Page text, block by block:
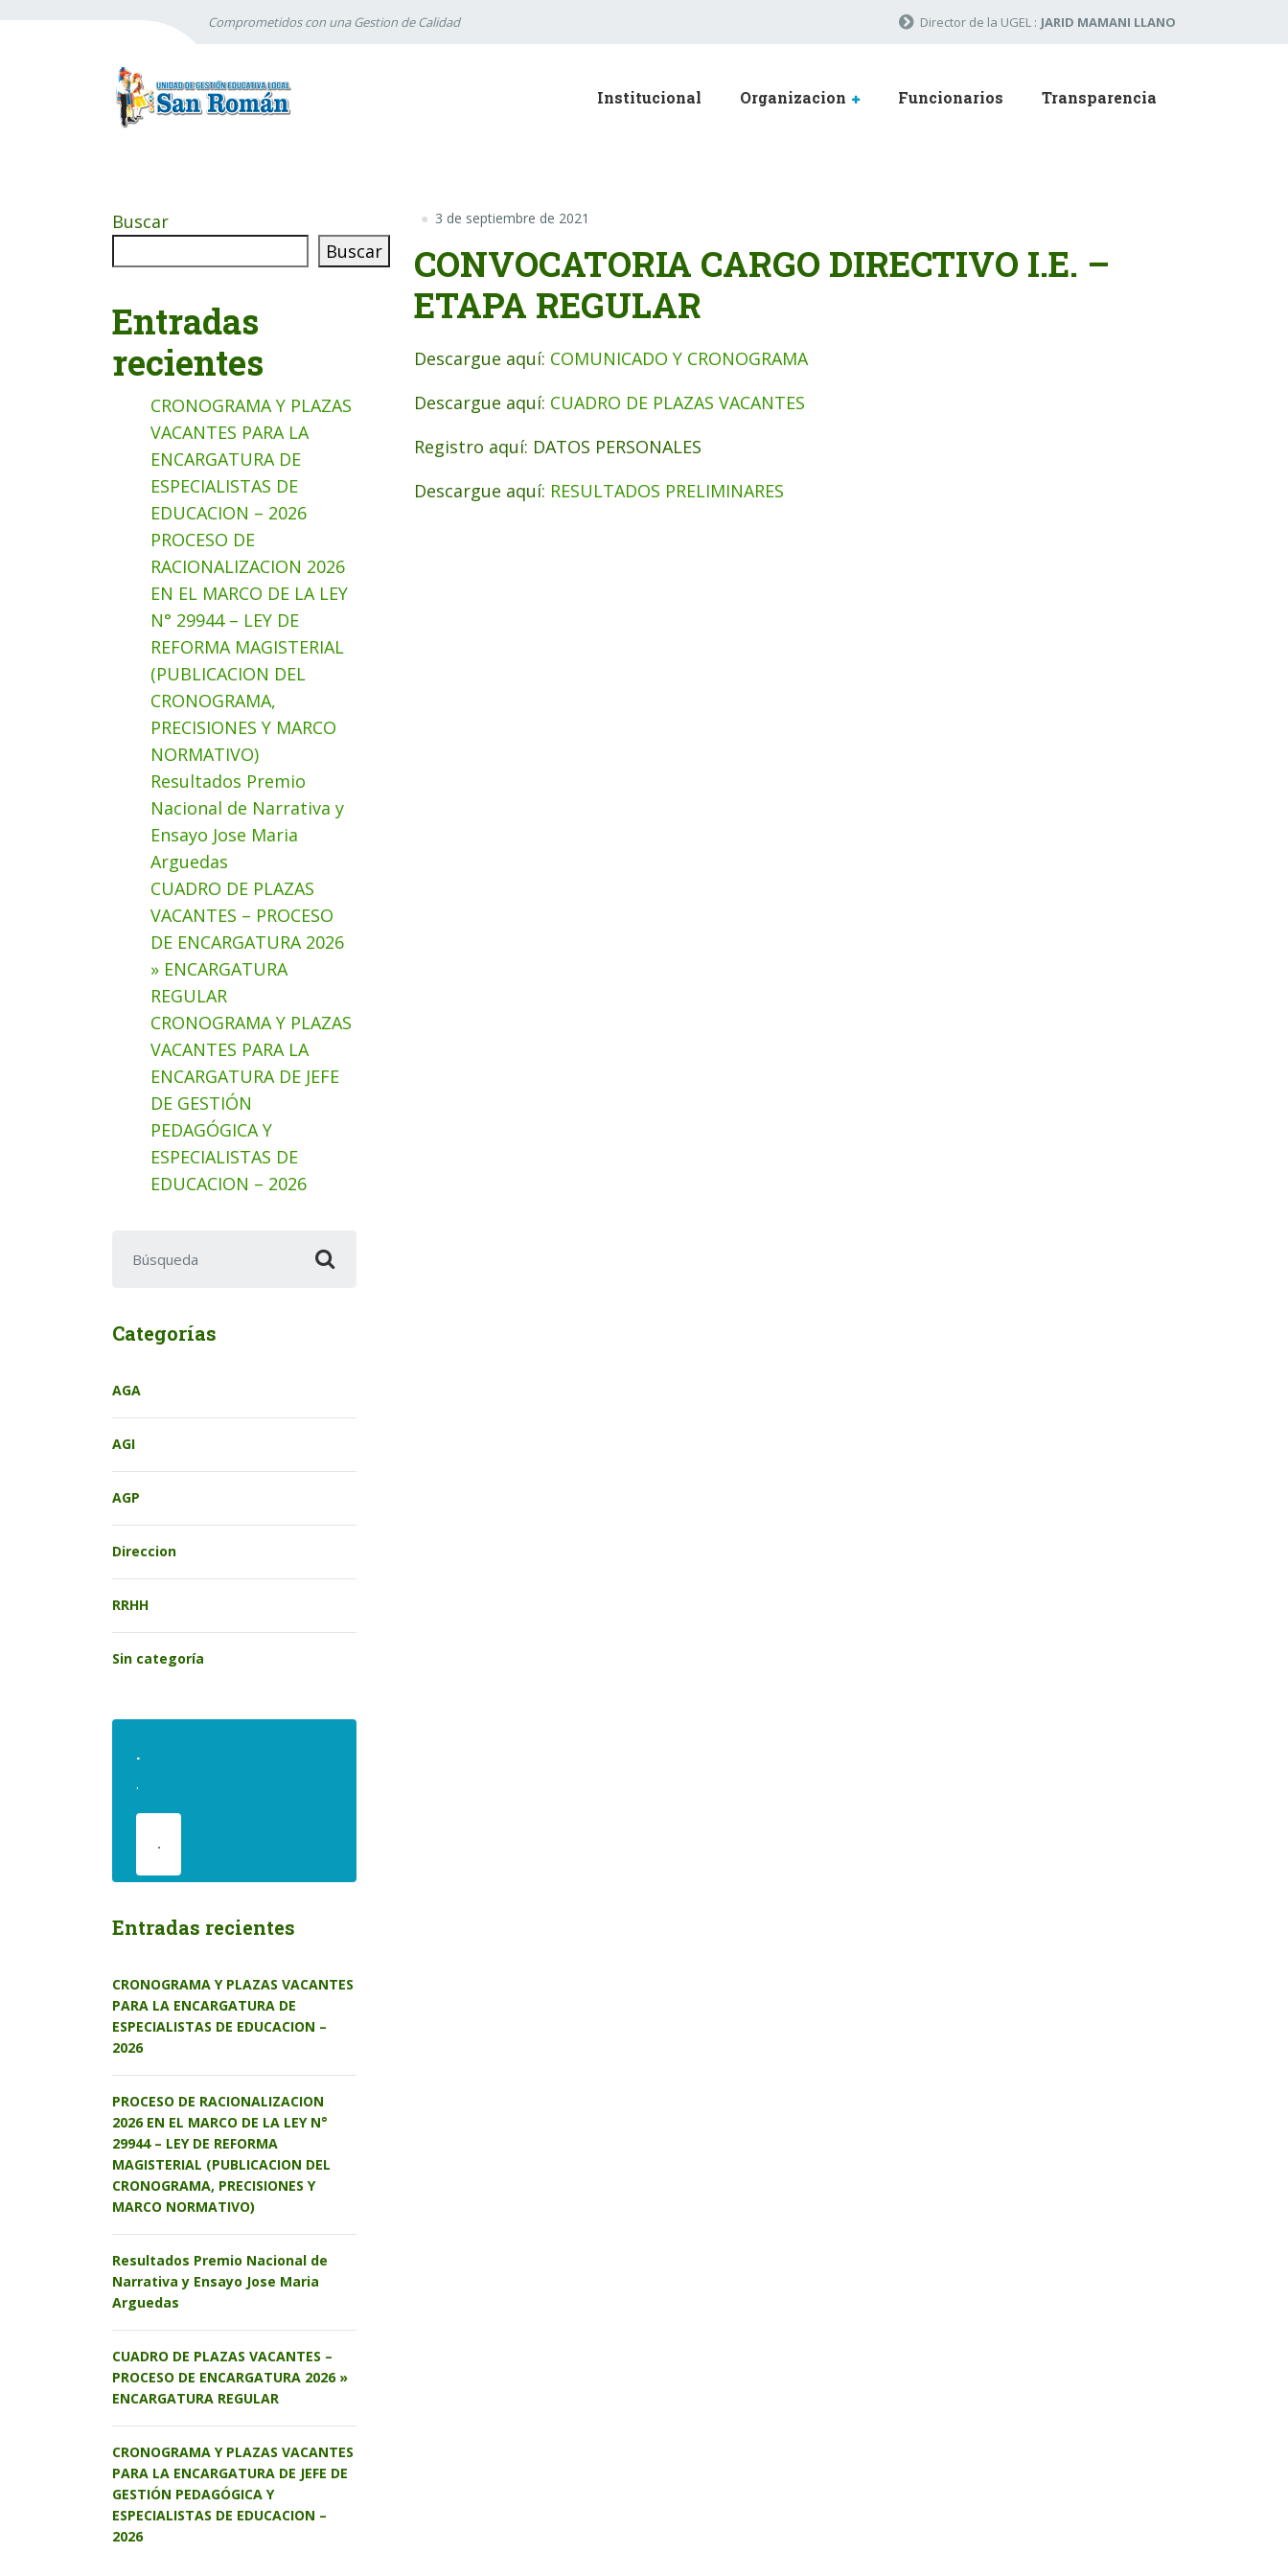
Comprometidos con una Gestion de Calidad Director de la UGEL : JARID MAMANI LLANO
Institucional Organizacion Funcionarios Transparencia
3 de septiembre de 2021
CONVOCATORIA CARGO DIRECTIVO I.E. –
ETAPA REGULAR
Descargue aquí: COMUNICADO Y CRONOGRAMA
Descargue aquí: CUADRO DE PLAZAS VACANTES
Registro aquí: DATOS PERSONALES
Descargue aquí: RESULTADOS PRELIMINARES
Buscar
Buscar
Entradas
recientes
CRONOGRAMA Y PLAZAS
VACANTES PARA LA
ENCARGATURA DE
ESPECIALISTAS DE
EDUCACION – 2026
PROCESO DE
RACIONALIZACION 2026
EN EL MARCO DE LA LEY
N° 29944 – LEY DE
REFORMA MAGISTERIAL
(PUBLICACION DEL
CRONOGRAMA,
PRECISIONES Y MARCO
NORMATIVO)
Resultados Premio
Nacional de Narrativa y
Ensayo Jose Maria
Arguedas
CUADRO DE PLAZAS
VACANTES – PROCESO
DE ENCARGATURA 2026
» ENCARGATURA
REGULAR
CRONOGRAMA Y PLAZAS
VACANTES PARA LA
ENCARGATURA DE JEFE
DE GESTIÓN
PEDAGÓGICA Y
ESPECIALISTAS DE
EDUCACION – 2026
Categorías
AGA
AGI
AGP
Direccion
RRHH
Sin categoría
.
.
.
Entradas recientes
CRONOGRAMA Y PLAZAS VACANTES
PARA LA ENCARGATURA DE
ESPECIALISTAS DE EDUCACION –
2026
PROCESO DE RACIONALIZACION
2026 EN EL MARCO DE LA LEY N°
29944 – LEY DE REFORMA
MAGISTERIAL (PUBLICACION DEL
CRONOGRAMA, PRECISIONES Y
MARCO NORMATIVO)
Resultados Premio Nacional de
Narrativa y Ensayo Jose Maria
Arguedas
CUADRO DE PLAZAS VACANTES –
PROCESO DE ENCARGATURA 2026 »
ENCARGATURA REGULAR
CRONOGRAMA Y PLAZAS VACANTES
PARA LA ENCARGATURA DE JEFE DE
GESTIÓN PEDAGÓGICA Y
ESPECIALISTAS DE EDUCACION –
2026